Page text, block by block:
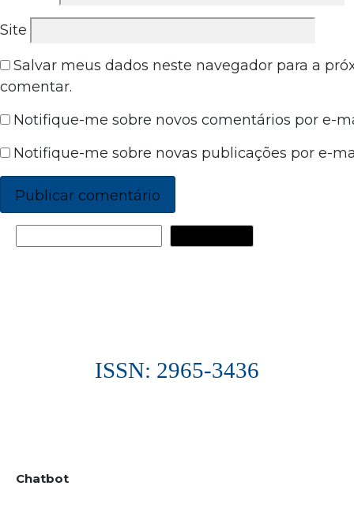
Site
Salvar meus dados neste navegador para a
comentar.
Notifique-me sobre novos comentários por e-
Notifique-me sobre novas publicações por e-
ISSN: 2965-3436
Chatbot